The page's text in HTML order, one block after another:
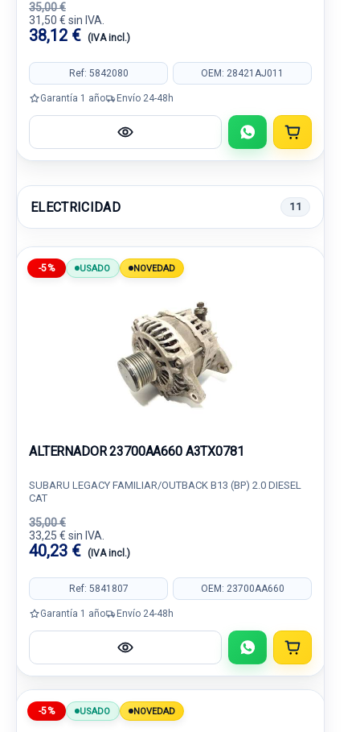
35,00 €
31,50 € sin IVA.
38,12 € (IVA incl.)
Ref: 5842080 OEM: 28421AJ011
Garantía 1 año Envío 24-48h
ELECTRICIDAD 11
-5% USADO NOVEDAD
ALTERNADOR 23700AA660 A3TX0781
SUBARU LEGACY FAMILIAR/OUTBACK B13 (BP) 2.0 DIESEL
CAT
35,00 €
33,25 € sin IVA.
40,23 € (IVA incl.)
Ref: 5841807 OEM: 23700AA660
Garantía 1 año Envío 24-48h
-5% USADO NOVEDAD